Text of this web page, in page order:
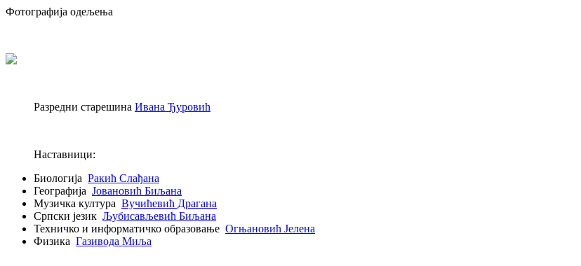
Фотографија одељења
Разредни старешина Ивана Ђуровић
Наставници:
Биологија Ракић Слађана
Географија Јовановић Биљана
Музичка култура Вучићевић Драгана
Српски језик Љубисављевић Биљана
Техничко и информатичко образовање Огњановић Јелена
Физика Газивода Миља